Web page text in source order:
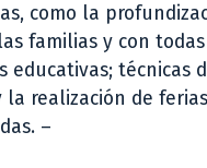
como la
familias y con
educativas; técnicas
la realización de
–